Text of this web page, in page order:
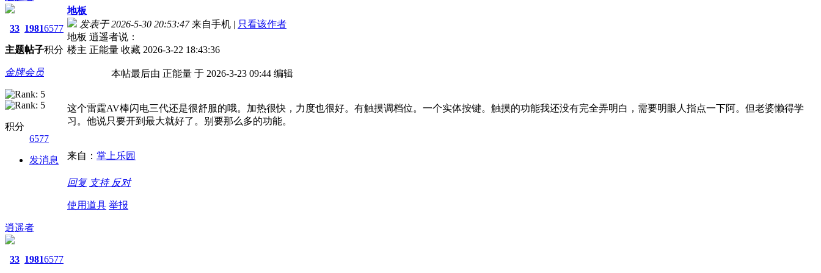
33
主题
1981
帖子
6577
积分
金牌会员
积分
6577
发消息
地板
发表于 2026-5-30 20:53:47 来自手机 | 只看该作者
地板 逍遥者说：
楼主 正能量 收藏 2026-3-22 18:43:36
本帖最后由 正能量 于 2026-3-23 09:44 编辑
这个雷霆AV棒闪电三代还是很舒服的哦。加热很快，力度也很好。有触摸调档位。一个实体按键。触摸的功能我还没有完全弄明白，需要明眼人指点一下阿。但老婆懒得学
习。他说只要开到最大就好了。别要那么多的功能。
来自： 掌上乐园
回复 支持 反对
使用道具 举报
逍遥者
33 19816577